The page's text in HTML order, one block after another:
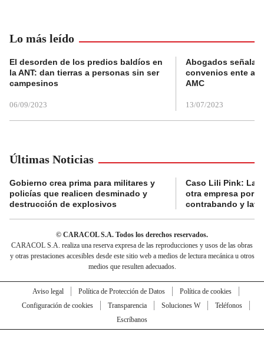
Lo más leído
El desorden de los predios baldíos en
la ANT: dan tierras a personas sin ser
campesinos
06/09/2023
Abogados
convenios ente
AMC
13/07/2023
Últimas Noticias
Gobierno crea prima para militares y
policías que realicen desminado y
destrucción de explosivos
Caso Lili Pink: La
otra empresa por
contrabando y
© CARACOL S.A. Todos los derechos reservados.
CARACOL S.A. realiza una reserva expresa de las reproducciones y usos de las obras
y otras prestaciones accesibles desde este sitio web a medios de lectura mecánica u otros
medios que resulten adecuados.
Aviso legal Política de Protección de Datos
Política de cookies
Configuración de cookies
Transparencia Soluciones W
Teléfonos
Escríbanos